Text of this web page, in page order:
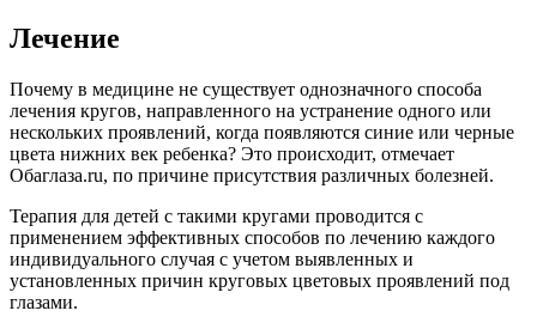
Лечение
Почему в медицине не существует однозначного способа
лечения кругов, направленного на устранение одного или
нескольких проявлений, когда появляются синие или черные
цвета нижних век ребенка? Это происходит, отмечает
Обаглаза.ru, по причине присутствия различных болезней.
Терапия для детей с такими кругами проводится с
применением эффективных способов по лечению каждого
индивидуального случая с учетом выявленных и
установленных причин круговых цветовых проявлений под
глазами.